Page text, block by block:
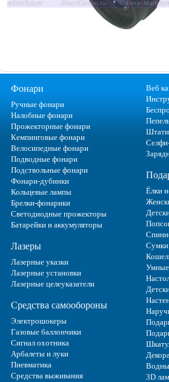
Фонари
Ручные фонари
Налобные фонари
Прожекторные фонари
Кемпинговые фонари
Велосипедные фонари
Подводные фонари
Подствольные фонари
Фонари-дубинки
Кольцевые лампы
Брелки-фонарики
Светодиодные прожекторы
Батарейки и аккумуляторы
Лазеры
Лазерные указки
Лазерные установки
Лазерные целеуказатели
Средства самообороны
Электрошокеры
Газовые баллончики
Сигнал охотника
Арбалеты и луки
Пневматика
Средства выживания
Веб
Ёлки
Сумки
3D